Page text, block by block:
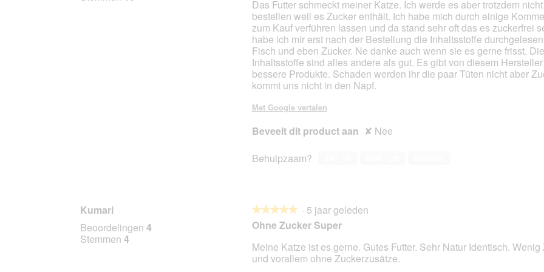
5
sterren.
Das Futter schmeckt meiner Katze. Ich werde es aber trotzdem
bestellen weil es Zucker enthält. Ich habe mich durch einige
zum Kauf verführen lassen und da stand sehr oft das es zuckerfrei
habe ich mir erst nach der Bestellung die Inhaltsstoffe
Fisch und eben Zucker. Ne danke auch wenn sie es gerne frisst. Die
Inhaltsstoffe sind alles andere als gut. Es gibt von diesem
bessere Produkte. Schaden werden ihr die paar Tüten nicht aber
kommt uns nicht in den Napf.
Met Google vertalen
Beveelt dit product aan ✘ Nee
Behulpzaam?
Kumari
Beoordelingen 4
Stemmen 4
★★★★★
★★★★★
5
5
sterren.
· 5 jaar geleden
Ohne Zucker Super
Meine Katze ist es gerne. Gutes Futter. Sehr Natur Identisch. Wenig
und vorallem ohne Zuckerzusätze.